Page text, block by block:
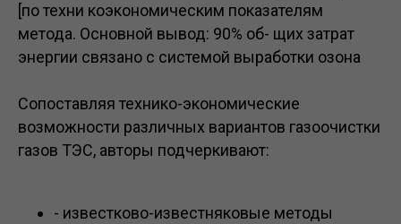
[по техни коэкономическим показателям
метода. Основной вывод: 90% об- щих затрат
энергии связано с системой выработки озона
Сопоставляя технико-экономические
возможности различных вариантов газоочистки
газов ТЭС, авторы подчеркивают:
- известково-известняковые методы